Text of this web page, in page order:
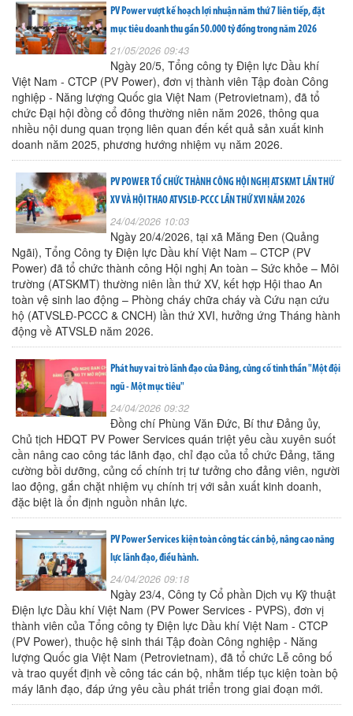
PV Power vượt kế hoạch lợi nhuận năm thứ 7 liên tiếp, đặt
mục tiêu doanh thu gần 50.000 tỷ đồng trong năm 2026
21/05/2026 09:43
Ngày 20/5, Tổng công ty Điện lực Dầu khí
Việt Nam - CTCP (PV Power), đơn vị thành viên Tập đoàn Công
nghiệp - Năng lượng Quốc gia Việt Nam (Petrovietnam), đã tổ
chức Đại hội đồng cổ đông thường niên năm 2026, thông qua
nhiều nội dung quan trọng liên quan đến kết quả sản xuất kinh
doanh năm 2025, phương hướng nhiệm vụ năm 2026.
PV POWER TỔ CHỨC THÀNH CÔNG HỘI NGHỊ ATSKMT LẦN THỨ
XV VÀ HỘI THAO ATVSLĐ-PCCC LẦN THỨ XVI NĂM 2026
24/04/2026 10:03
Ngày 20/4/2026, tại xã Măng Đen (Quảng
Ngãi), Tổng Công ty Điện lực Dầu khí Việt Nam – CTCP (PV
Power) đã tổ chức thành công Hội nghị An toàn – Sức khỏe – Môi
trường (ATSKMT) thường niên lần thứ XV, kết hợp Hội thao An
toàn vệ sinh lao động – Phòng cháy chữa cháy và Cứu nạn cứu
hộ (ATVSLĐ-PCCC & CNCH) lần thứ XVI, hưởng ứng Tháng hành
động về ATVSLĐ năm 2026.
Phát huy vai trò lãnh đạo của Đảng, củng cố tinh thần "Một đội
ngũ - Một mục tiêu"
24/04/2026 09:32
Đồng chí Phùng Văn Đức, Bí thư Đảng ủy,
Chủ tịch HĐQT PV Power Services quán triệt yêu cầu xuyên suốt
cần nâng cao công tác lãnh đạo, chỉ đạo của tổ chức Đảng, tăng
cường bồi dưỡng, củng cố chính trị tư tưởng cho đảng viên, người
lao động, gắn chặt nhiệm vụ chính trị với sản xuất kinh doanh,
đặc biệt là ổn định nguồn nhân lực.
PV Power Services kiện toàn công tác cán bộ, nâng cao năng
lực lãnh đạo, điều hành.
24/04/2026 09:18
Ngày 23/4, Công ty Cổ phần Dịch vụ Kỹ thuật
Điện lực Dầu khí Việt Nam (PV Power Services - PVPS), đơn vị
thành viên của Tổng công ty Điện lực Dầu khí Việt Nam - CTCP
(PV Power), thuộc hệ sinh thái Tập đoàn Công nghiệp - Năng
lượng Quốc gia Việt Nam (Petrovietnam), đã tổ chức Lễ công bố
và trao quyết định về công tác cán bộ, nhằm tiếp tục kiện toàn bộ
máy lãnh đạo, đáp ứng yêu cầu phát triển trong giai đoạn mới.